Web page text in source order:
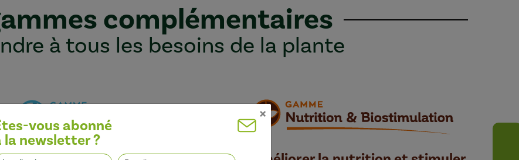
complémentaires
à tous les besoins de la plante
×
vous abonné
la newsletter ?